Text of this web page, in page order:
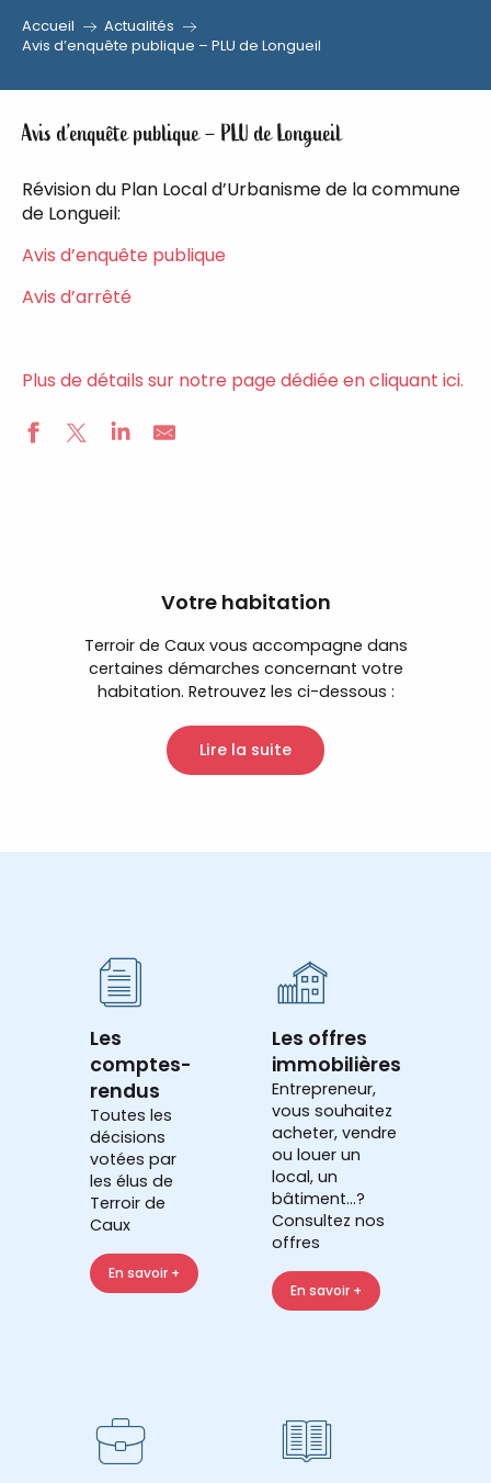
Aller
principal
Accueil
Actualités
Avis d’enquête publique – PLU de Longueil
Avis d’enquête publique – PLU de Longueil
Révision du Plan Local d’Urbanisme de la commune
de Longueil:
Avis d’enquête publique
Avis d’arrêté
Plus de détails sur notre page dédiée en cliquant ici.
Votre habitation
Terroir de Caux vous accompagne dans
certaines démarches concernant votre
habitation. Retrouvez les ci-dessous :
Lire la suite
Les
comptes-
rendus
Toutes les
décisions
votées par
les élus de
Terroir de
Caux
En savoir +
Les offres
immobilières
Entrepreneur,
vous souhaitez
acheter, vendre
ou louer un
local, un
bâtiment...?
Consultez nos
offres
En savoir +